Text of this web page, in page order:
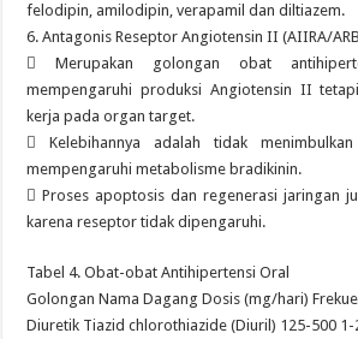
felodipin, amilodipin, verapamil dan diltiazem.
6. Antagonis Reseptor Angiotensin II (AIIRA/
 Merupakan golongan obat
mempengaruhi produksi Angiotensin II
kerja pada organ target.
 Kelebihannya adalah tidak
mempengaruhi metabolisme bradikinin.
 Proses apoptosis dan regenerasi jaringan
karena reseptor tidak dipengaruhi.
Tabel 4. Obat-obat Antihipertensi Oral
Golongan Nama Dagang Dosis (mg/hari)
Diuretik Tiazid chlorothiazide (Diuril) 125-500 1-